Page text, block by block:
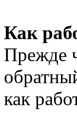
Как
Прежде
как